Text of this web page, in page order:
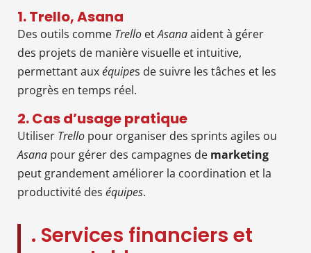
1. Trello, Asana
Des outils comme Trello etAsanaaident à gérer
des projets de manière visuelle et intuitive,
permettant auxéquipes de suivre les tâches et les
progrès en temps réel.
2. Cas d’usage pratique
Utiliser Trello pour organiser des sprints agiles ou
Asana pour gérer des campagnes de marketing
peut grandement améliorer la coordination et la
productivité des équipes.
. Services financiers et